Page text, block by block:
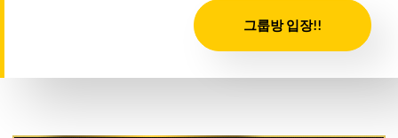
그룹방 입장!!